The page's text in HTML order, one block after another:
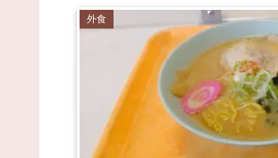
外食